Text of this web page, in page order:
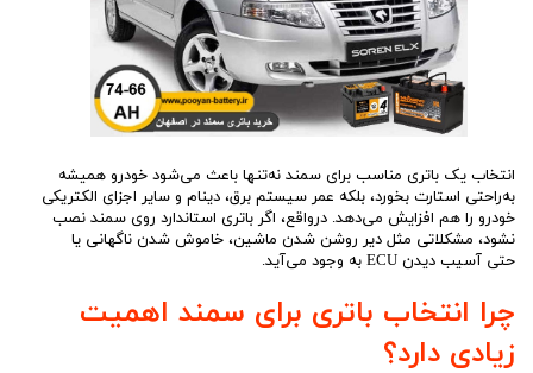
انتخاب یک باتری مناسب برای سمند نه‌تنها باعث می‌شود خودرو همیشه
به‌راحتی استارت بخورد، بلکه عمر سیستم برق، دینام و سایر اجزای الکتریکی
خودرو را هم افزایش می‌دهد. درواقع، اگر باتری استاندارد روی سمند نصب
نشود، مشکلاتی مثل دیر روشن شدن ماشین، خاموش شدن ناگهانی یا
حتی آسیب دیدن ECU به وجود می‌آید.
چرا انتخاب باتری برای سمند اهمیت
زیادی دارد؟